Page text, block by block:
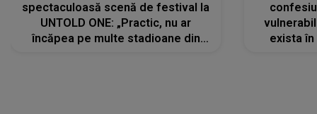
spectaculoasă scenă de festival la
UNTOLD ONE: „Practic, nu ar
încăpea pe multe stadioane din
exista